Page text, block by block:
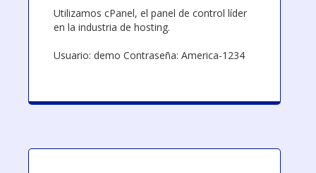
Utilizamos cPanel, el panel de control líder
en la industria de hosting.
Usuario: demo Contraseña: America-1234